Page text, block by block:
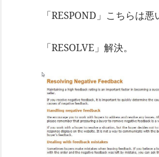
「RESPOND」こちらは
「RESOLVE」解決。